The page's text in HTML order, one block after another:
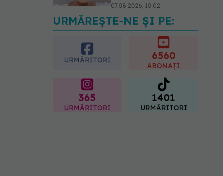
07.08.2026, 10:02
Alina Pușcău dezvăluie
diagnosticul care i-a
schimbat viața: Am cancer
la sân. Am intrat în
URMĂREȘTE-NE ȘI PE:
URMĂRITORI 6560
ABONAȚI
365
URMĂRITORI
1401
URMĂRITORI